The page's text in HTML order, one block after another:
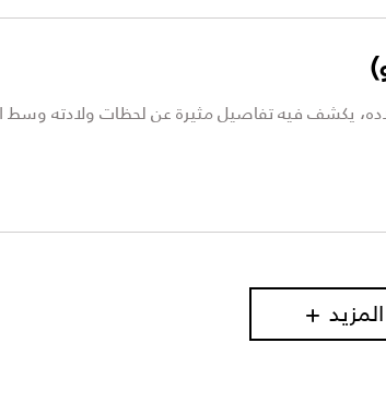
يكشف فيه تفاصيل مثيرة عن لحظات ولادته وسط
المزيد